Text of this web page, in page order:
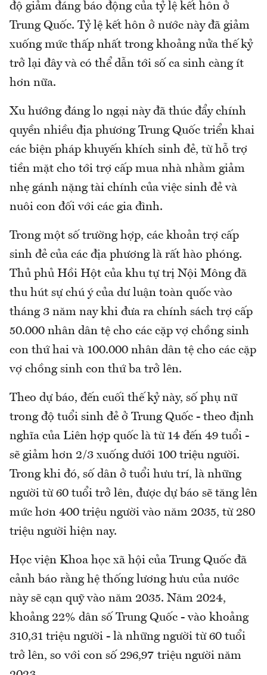
độ giảm đáng báo động của tỷ lệ kết hôn ở
Trung Quốc. Tỷ lệ kết hôn ở nước này đã giảm
xuống mức thấp nhất trong khoảng nửa thế kỷ
trở lại đây và có thể dẫn tới số ca sinh càng ít
hơn nữa.
Xu hướng đáng lo ngại này đã thúc đẩy chính
quyền nhiều địa phương Trung Quốc triển khai
các biện pháp khuyến khích sinh đẻ, từ hỗ trợ
tiền mặt cho tới trợ cấp mua nhà nhằm giảm
nhẹ gánh nặng tài chính của việc sinh đẻ và
nuôi con đối với các gia đình.
Trong một số trường hợp, các khoản trợ cấp
sinh đẻ của các địa phương là rất hào phóng.
Thủ phủ Hồi Hột của khu tự trị Nội Mông đã
thu hút sự chú ý của dư luận toàn quốc vào
tháng 3 năm nay khi đưa ra chính sách trợ cấp
50.000 nhân dân tệ cho các cặp vợ chồng sinh
con thứ hai và 100.000 nhân dân tệ cho các cặp
vợ chồng sinh con thứ ba trở lên.
Theo dự báo, đến cuối thế kỷ này, số phụ nữ
trong độ tuổi sinh đẻ ở Trung Quốc - theo định
nghĩa của Liên hợp quốc là từ 14 đến 49 tuổi -
sẽ giảm hơn 2/3 xuống dưới 100 triệu người.
Trong khi đó, số dân ở tuổi hưu trí, là những
người từ 60 tuổi trở lên, được dự báo sẽ tăng lên
mức hơn 400 triệu người vào năm 2035, từ 280
triệu người hiện nay.
Học viện Khoa học xã hội của Trung Quốc đã
cảnh báo rằng hệ thống lương hưu của nước
này sẽ cạn quỹ vào năm 2035. Năm 2024,
khoảng 22% dân số Trung Quốc - vào khoảng
310,31 triệu người - là những người từ 60 tuổi
trở lên, so với con số 296,97 triệu người năm